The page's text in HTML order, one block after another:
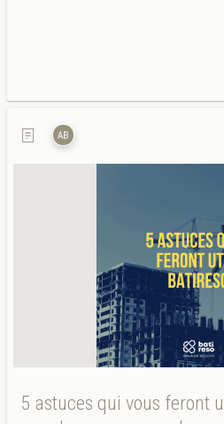
5 astuces qui vous feront